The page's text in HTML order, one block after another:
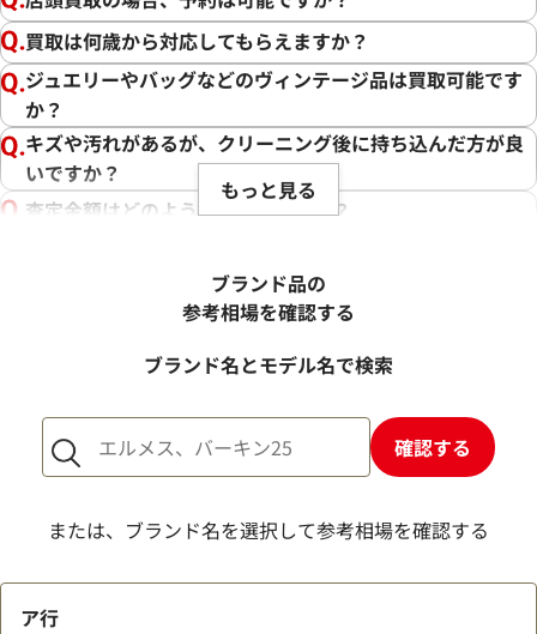
買取は何歳から対応してもらえますか？
ジュエリーやバッグなどのヴィンテージ品は買取可能です
か？
キズや汚れがあるが、クリーニング後に持ち込んだ方が良
いですか？
査定金額はどのように決まりますか？
売却するか悩んでいるのですが、査定だけお願いできます
1点からでも査定できますか？
もっと見る
ブランド品の
参考相場を確認する
ブランド名とモデル名で検索
確認する
または、ブランド名を選択して参考相場を確認する
ア行